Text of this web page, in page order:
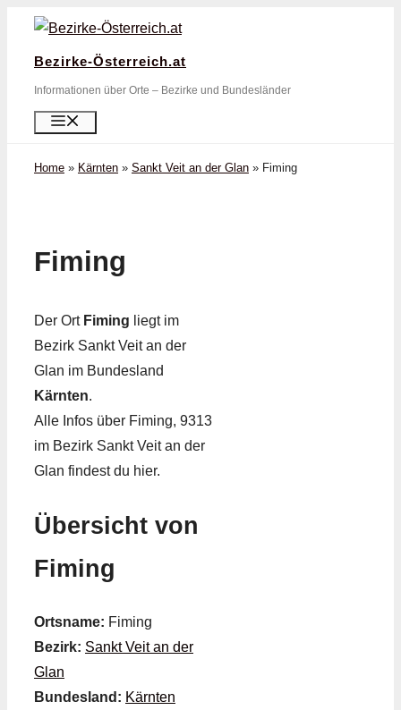
Zum
springen
Bezirke-Österreich.at
Informationen über Orte – Bezirke und Bundesländer
Home » Kärnten » Sankt Veit an der Glan » Fiming
Fiming
Der Ort Fiming liegt im
Bezirk Sankt Veit an der
Glan im Bundesland
Kärnten.
Alle Infos über Fiming, 9313
im Bezirk Sankt Veit an der
Glan findest du hier.
Übersicht von
Fiming
Ortsname: Fiming
Bezirk: Sankt Veit an der
Glan
Bundesland: Kärnten